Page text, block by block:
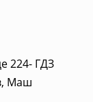
224- ГДЗ
Маш